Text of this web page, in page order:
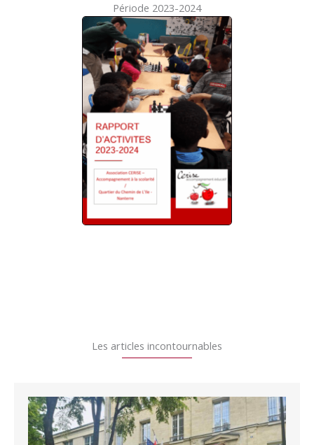
Période 2023-2024
Les articles incontournables